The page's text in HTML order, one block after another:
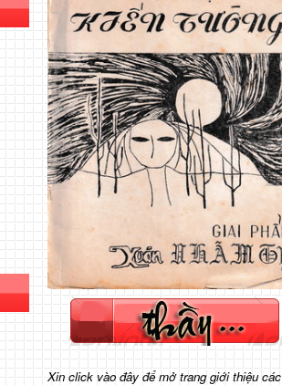
Xin click vào đây để mở trang giới thiệu các